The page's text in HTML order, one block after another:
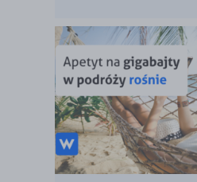
GBP/USD
USD/CHF
GBP/CHF